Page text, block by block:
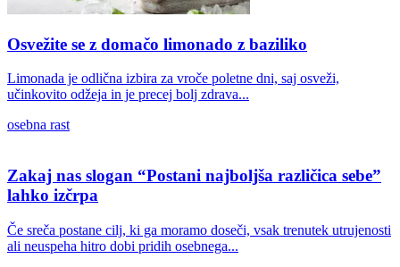
Osvežite se z domačo limonado z baziliko
Limonada je odlična izbira za vroče poletne dni, saj osveži,
učinkovito odžeja in je precej bolj zdrava...
osebna rast
Zakaj nas slogan “Postani najboljša različica sebe”
lahko izčrpa
Če sreča postane cilj, ki ga moramo doseči, vsak trenutek utrujenosti
ali neuspeha hitro dobi pridih osebnega...